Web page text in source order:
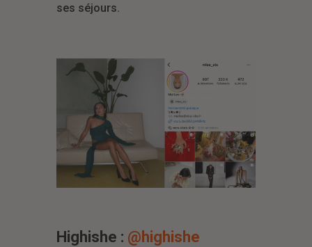
ses séjours.
Highishe : @highishe